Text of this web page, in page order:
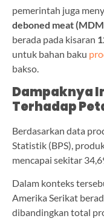
pemerintah juga
deboned meat
berada pada kisaran
untuk bahan baku
bakso.
Dampaknya
Terhadap
Berdasarkan data
Statistik (BPS),
mencapai sekitar
Dalam konteks
Amerika Serikat
dibandingkan total